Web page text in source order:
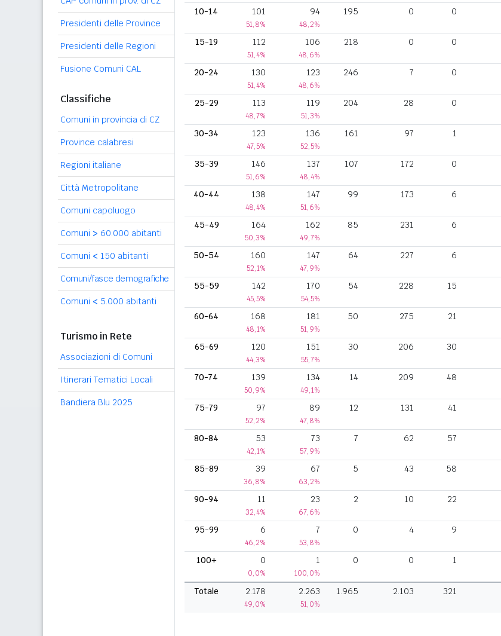
Presidenti delle Province
Presidenti delle Regioni
Fusione Comuni CAL
Classifiche
Comuni in provincia di CZ
Province calabresi
Regioni italiane
Città Metropolitane
Comuni capoluogo
Comuni > 60.000 abitanti
Comuni < 150 abitanti
Comuni/fasce demografiche
Comuni < 5.000 abitanti
Turismo in Rete
Associazioni di Comuni
Itinerari Tematici Locali
Bandiera Blu 2025
10-14 101
51,8%
94
48,2%
195 0 0
15-19 112
51,4%
106
48,6%
218 0 0
20-24 130
51,4%
123
48,6%
246 7 0
25-29 113
48,7%
119
51,3%
204 28 0
30-34 123
47,5%
136
52,5%
161 97 1
35-39 146
51,6%
137
48,4%
107 172 0
40-44 138
48,4%
147
51,6%
99 173 6
45-49 164
50,3%
162
49,7%
85 231 6
50-54 160
52,1%
147
47,9%
64 227 6
55-59 142
45,5%
170
54,5%
54 228 15
60-64 168
48,1%
181
51,9%
50 275 21
65-69 120
44,3%
151
55,7%
30 206 30
70-74 139
50,9%
134
49,1%
14 209 48
75-79 97
52,2%
89
47,8%
12 131 41
80-84 53
42,1%
73
57,9%
7 62 57
85-89 39
36,8%
67
63,2%
5 43 58
90-94 11
32,4%
23
67,6%
2 10 22
95-99 6
46,2%
7
53,8%
0 4 9
100+ 0
0,0%
1
100,0%
0 0 1
Totale 2.178
49,0%
2.263
51,0%
1.965 2.103 321